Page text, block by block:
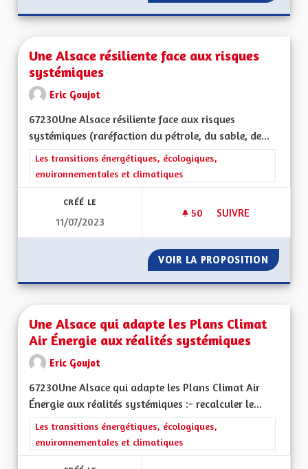
Une Alsace résiliente face aux risques
systémiques
Eric Goujot
67230Une Alsace résiliente face aux risques
systémiques (raréfaction du pétrole, du sable, de...
Filtrer les résultats de la catégorie : Les transitions
Les transitions énergétiques, écologiques,
environnementales et climatiques
CRÉÉ LE
11/07/2023
50 50 ABONNÉS
SUIVRE
VOIR LA PROPOSITION UNE
Une Alsace qui adapte les Plans Climat
Air Énergie aux réalités systémiques
Eric Goujot
67230Une Alsace qui adapte les Plans Climat Air
Énergie aux réalités systémiques :- recalculer le...
Filtrer les résultats de la catégorie : Les transitions
Les transitions énergétiques, écologiques,
environnementales et climatiques